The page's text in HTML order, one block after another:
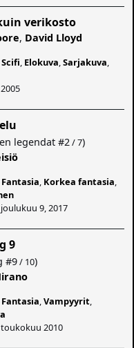
verikosto
, David Lloyd
Scifi Elokuva ,Sarjakuva
legendat #2 / 7)
Fantasia Korkea fantasia
9, 2017
9
#9/ 10)
Fantasia ,Vampyyrit
2010